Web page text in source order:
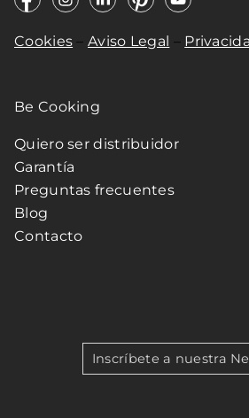
Cookies –Aviso Legal –
Be Cooking
Quiero ser distribuidor
Garantía
Preguntas frecuentes
Blog
Contacto
Inscríbete a nuestra